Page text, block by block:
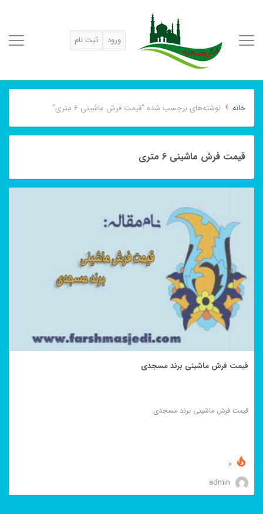
ورود ثبت نام
خانه › نوشته‌های برچسب شده “قیمت فرش ماشینی 6 متری”
قیمت فرش ماشینی 6 متری
قیمت فرش ماشینی برند مسجدی
قیمت فرش ماشینی برند مسجدی
admin